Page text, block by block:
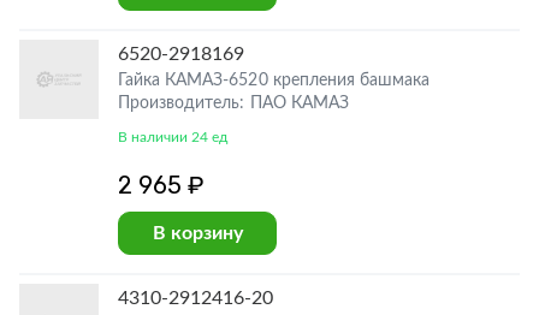
6520-2918169
Гайка КАМАЗ-6520 крепления башмака
Производитель: ПАО КАМАЗ
В наличии 24 ед
2 965 ₽
В корзину
4310-2912416-20